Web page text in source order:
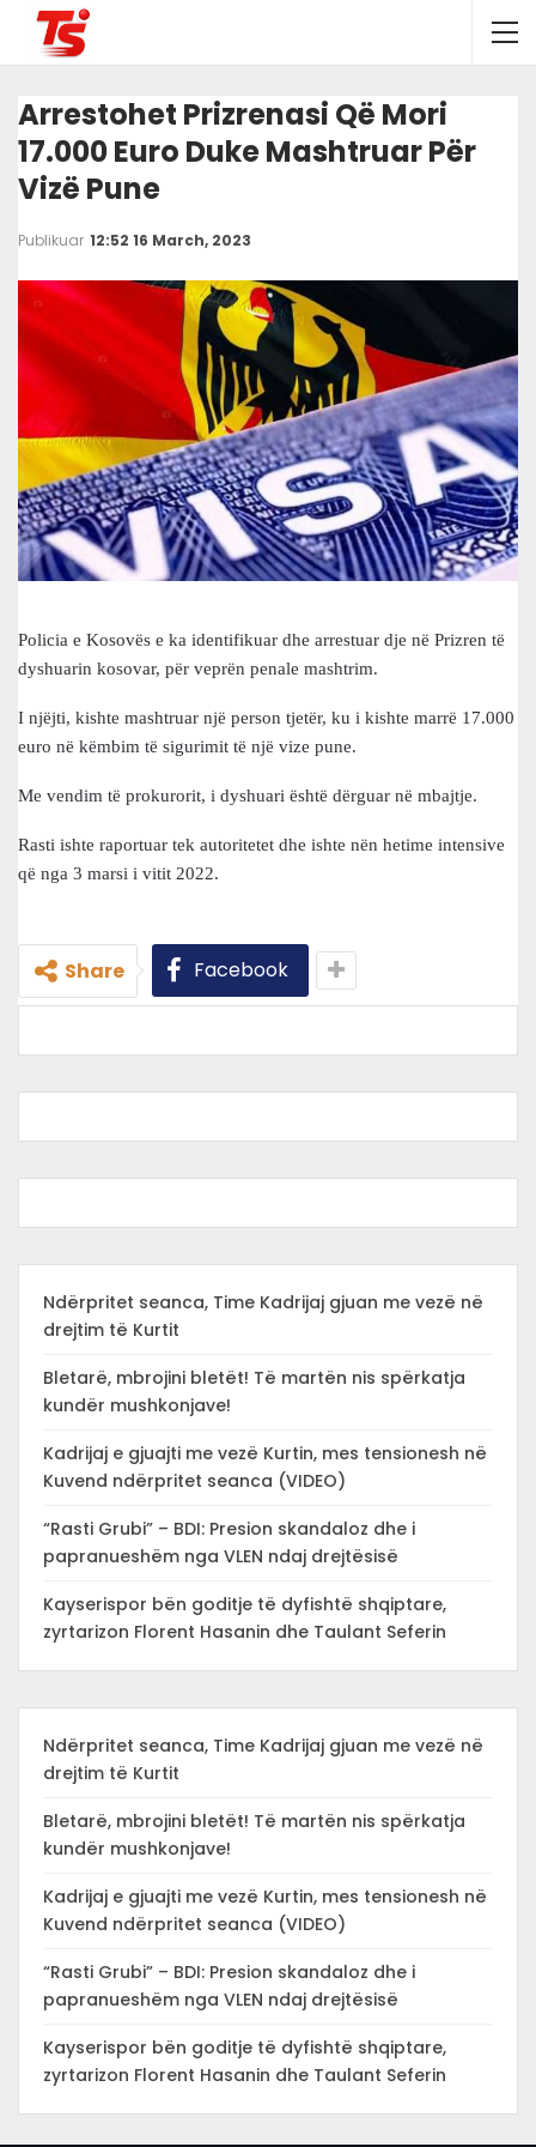
Arrestohet Prizrenasi Që Mori
17.000 Euro Duke Mashtruar Për
Vizë Pune
Publikuar 12:52 16 March, 2023
Policia e Kosovës e ka identifikuar dhe arrestuar dje në Prizren të
dyshuarin kosovar, për veprën penale mashtrim.
I njëjti, kishte mashtruar një person tjetër, ku i kishte marrë 17.000
euro në këmbim të sigurimit të një vize pune.
Me vendim të prokurorit, i dyshuari është dërguar në mbajtje.
Rasti ishte raportuar tek autoritetet dhe ishte nën hetime intensive
që nga 3 marsi i vitit 2022.
Share Facebook
Ndërpritet seanca, Time Kadrijaj gjuan me vezë në
drejtim të Kurtit
Bletarë, mbrojini bletët! Të martën nis spërkatja
kundër mushkonjave!
Kadrijaj e gjuajti me vezë Kurtin, mes tensionesh në
Kuvend ndërpritet seanca (VIDEO)
“Rasti Grubi” – BDI: Presion skandaloz dhe i
papranueshëm nga VLEN ndaj drejtësisë
Kayserispor bën goditje të dyfishtë shqiptare,
zyrtarizon Florent Hasanin dhe Taulant Seferin
Ndërpritet seanca, Time Kadrijaj gjuan me vezë në
drejtim të Kurtit
Bletarë, mbrojini bletët! Të martën nis spërkatja
kundër mushkonjave!
Kadrijaj e gjuajti me vezë Kurtin, mes tensionesh në
Kuvend ndërpritet seanca (VIDEO)
“Rasti Grubi” – BDI: Presion skandaloz dhe i
papranueshëm nga VLEN ndaj drejtësisë
Kayserispor bën goditje të dyfishtë shqiptare,
zyrtarizon Florent Hasanin dhe Taulant Seferin